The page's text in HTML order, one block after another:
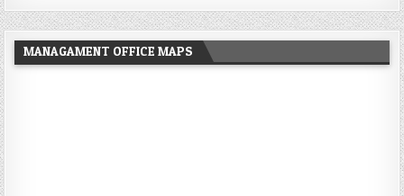
MANAGAMENT OFFICE MAPS